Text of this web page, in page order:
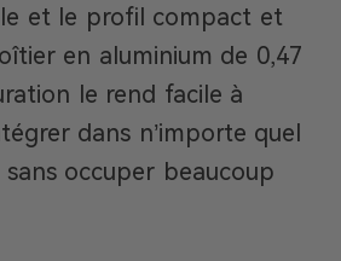
et le profil compact et
en aluminium de 0,47
le rend facile à
dans n’importe quel
occuper beaucoup